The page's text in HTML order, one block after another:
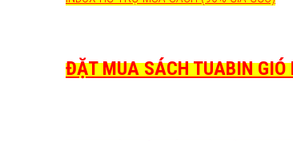
ĐẶT MUA SÁCH TUABIN